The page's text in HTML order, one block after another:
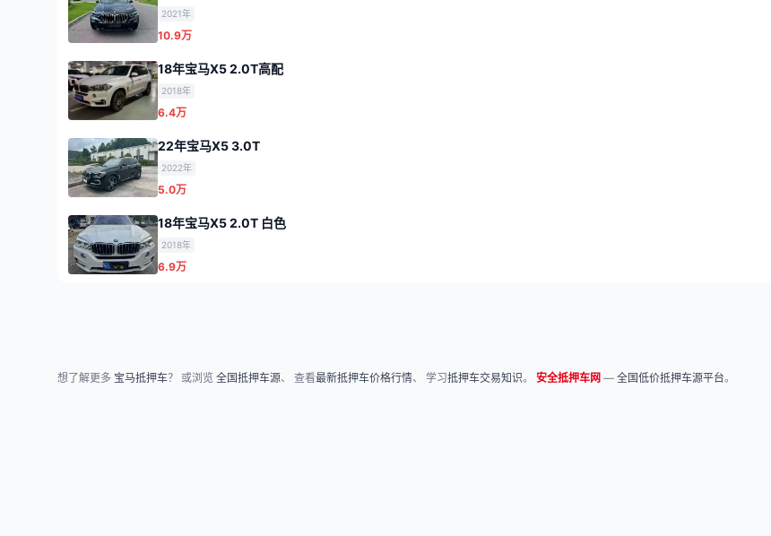
2021年
10.9万
18年宝马X5 2.0T高配
2018年
6.4万
22年宝马X5 3.0T
2022年
5.0万
18年宝马X5 2.0T 白色
2018年
6.9万
想了解更多 宝马抵押车？ 或浏览 全国抵押车源、 查看最新抵押车价格行情、 学习抵押车交易知识。 安全抵押车网 — 全国低价抵押车源平台。